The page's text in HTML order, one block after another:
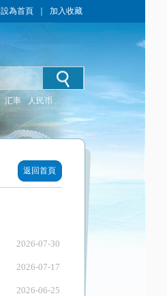
設為首頁 加入收藏
汇率 人民币
返回首頁
2026-07-30
2026-07-17
2026-06-25